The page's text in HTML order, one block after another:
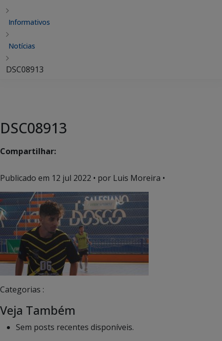
Informativos
Notícias
DSC08913
DSC08913
Compartilhar:
Publicado em 12 jul 2022 • por Luis Moreira •
Categorias :
Veja Também
Sem posts recentes disponíveis.